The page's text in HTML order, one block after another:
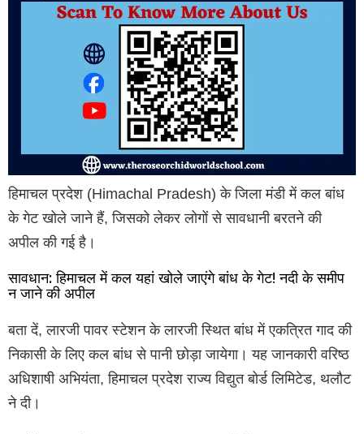
हिमाचल प्रदेश (Himachal Pradesh) के जिला मंडी में कल बांध
के गेट खोले जाने हैं, जिसको लेकर लोगों से सावधानी बरतने की
अपील की गई है।
सावधान: हिमाचल में कल यहां खोले जाएंगे बांध के गेट! नदी के समीप
न जाने की अपील
बता दें, लारजी पावर स्टेशन के लारजी स्थित बांध में एकत्रित गाद की
निकासी के लिए कल बांध से पानी छोड़ा जायेगा। यह जानकारी वरिष्ठ
अधिशाषी अभियंता, हिमाचल प्रदेश राज्य विद्युत बोर्ड लिमिटेड, थलौट
ने दी।